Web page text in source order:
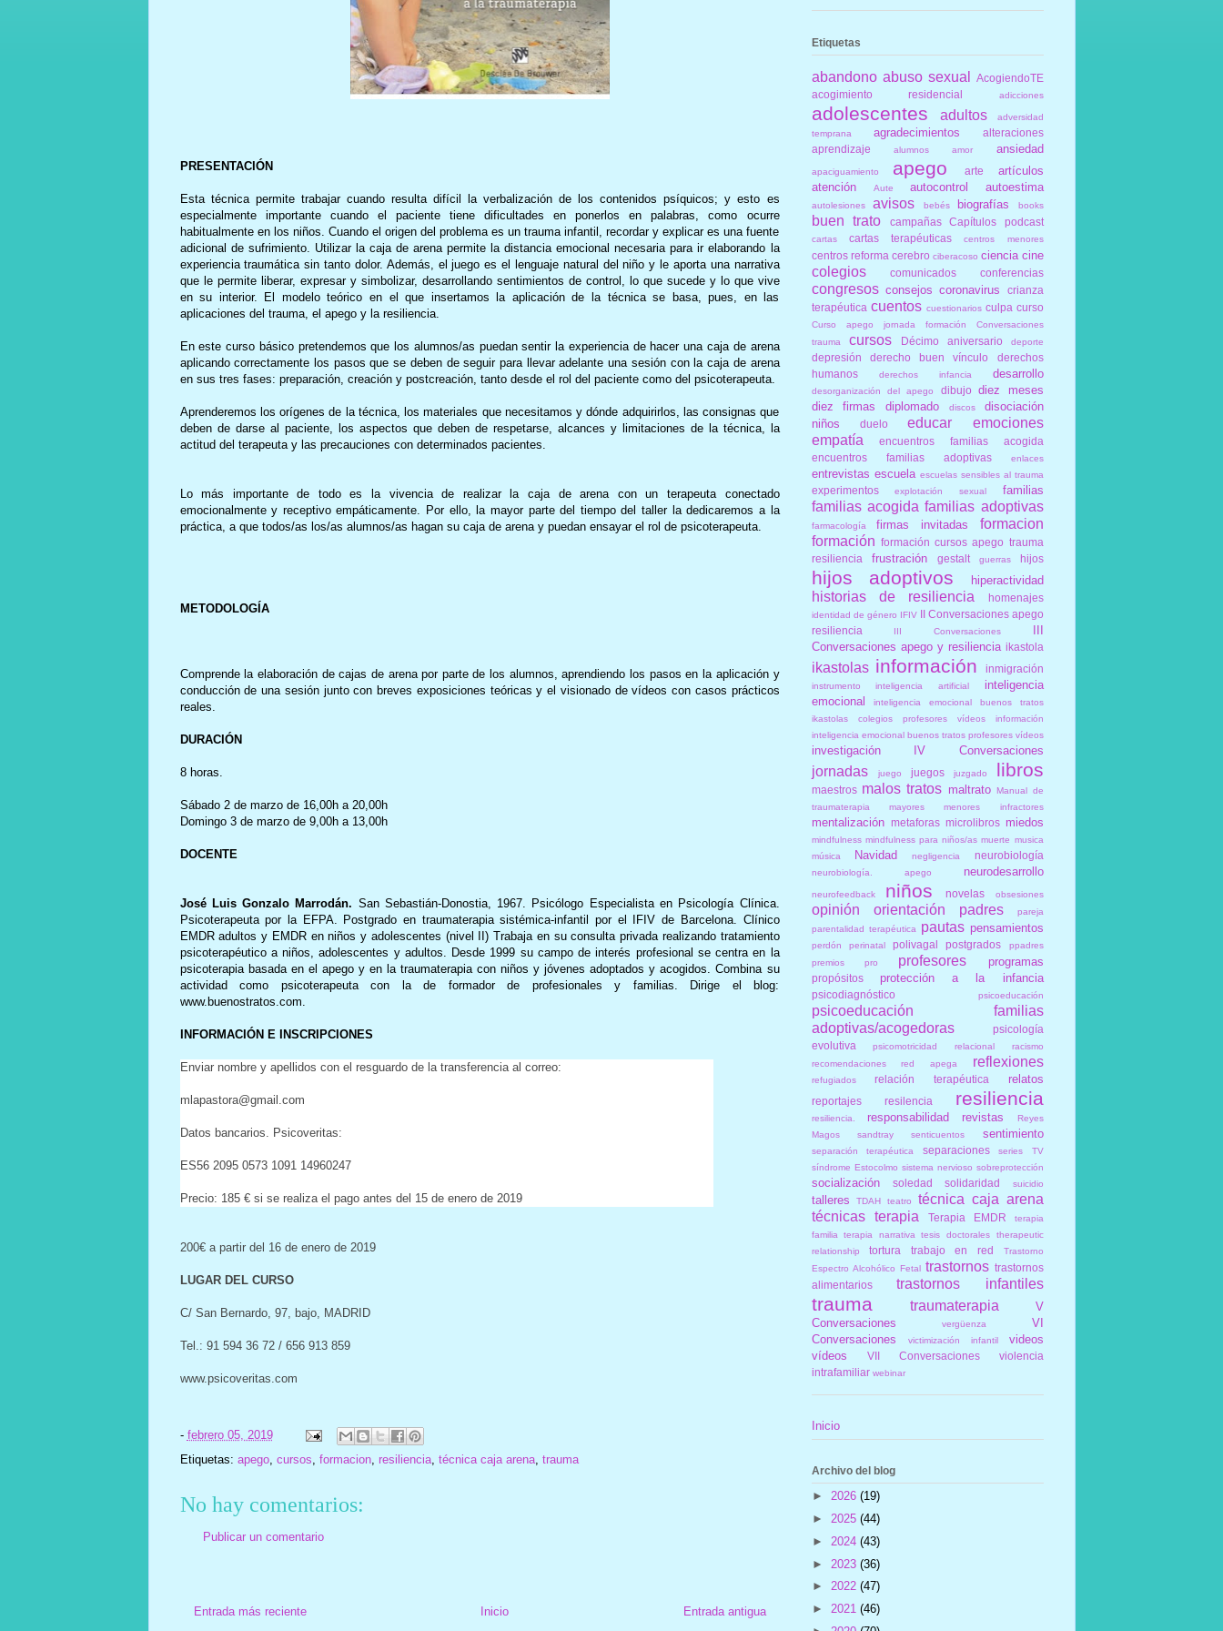
PRESENTACIÓN
Esta técnica permite trabajar cuando resulta difícil la verbalización de los contenidos psíquicos; y esto es
especialmente importante cuando el paciente tiene dificultades en ponerlos en palabras, como ocurre
habitualmente en los niños. Cuando el origen del problema es un trauma infantil, recordar y explicar es una fuente
adicional de sufrimiento. Utilizar la caja de arena permite la distancia emocional necesaria para ir elaborando la
experiencia traumática sin tanto dolor. Además, el juego es el lenguaje natural del niño y le aporta una narrativa
que le permite liberar, expresar y simbolizar, desarrollando sentimientos de control, lo que sucede y lo que vive
en su interior. El modelo teórico en el que insertamos la aplicación de la técnica se basa, pues, en las
aplicaciones del trauma, el apego y la resiliencia.
En este curso básico pretendemos que los alumnos/as puedan sentir la experiencia de hacer una caja de arena
aplicando correctamente los pasos que se deben de seguir para llevar adelante una sesión con la caja de arena
en sus tres fases: preparación, creación y postcreación, tanto desde el rol del paciente como del psicoterapeuta.
Aprenderemos los orígenes de la técnica, los materiales que necesitamos y dónde adquirirlos, las consignas que
deben de darse al paciente, los aspectos que deben de respetarse, alcances y limitaciones de la técnica, la
actitud del terapeuta y las precauciones con determinados pacientes.
Lo más importante de todo es la vivencia de realizar la caja de arena con un terapeuta conectado
emocionalmente y receptivo empáticamente. Por ello, la mayor parte del tiempo del taller la dedicaremos a la
práctica, a que todos/as los/as alumnos/as hagan su caja de arena y puedan ensayar el rol de psicoterapeuta.
METODOLOGÍA
Comprende la elaboración de cajas de arena por parte de los alumnos, aprendiendo los pasos en la aplicación y
conducción de una sesión junto con breves exposiciones teóricas y el visionado de vídeos con casos prácticos
reales.
DURACIÓN
8 horas.
Sábado 2 de marzo de 16,00h a 20,00h
Domingo 3 de marzo de 9,00h a 13,00h
DOCENTE
José Luis Gonzalo Marrodán. San Sebastián-Donostia, 1967. Psicólogo Especialista en Psicología Clínica.
Psicoterapeuta por la EFPA. Postgrado en traumaterapia sistémica-infantil por el IFIV de Barcelona. Clínico
EMDR adultos y EMDR en niños y adolescentes (nivel II) Trabaja en su consulta privada realizando tratamiento
psicoterapéutico a niños, adolescentes y adultos. Desde 1999 su campo de interés profesional se centra en la
psicoterapia basada en el apego y en la traumaterapia con niños y jóvenes adoptados y acogidos. Combina su
actividad como psicoterapeuta con la de formador de profesionales y familias. Dirige el blog:
www.buenostratos.com.
INFORMACIÓN E INSCRIPCIONES
Enviar nombre y apellidos con el resguardo de la transferencia al correo:
mlapastora@gmail.com
Datos bancarios. Psicoveritas:
ES56 2095 0573 1091 14960247
Precio: 185 € si se realiza el pago antes del 15 de enero de 2019
200€ a partir del 16 de enero de 2019
LUGAR DEL CURSO
C/ San Bernardo, 97, bajo, MADRID
Tel.: 91 594 36 72 / 656 913 859
www.psicoveritas.com
- febrero 05, 2019
Etiquetas: apego, cursos formacion, resiliencia, técnica caja arena, trauma
No hay comentarios:
Publicar un comentario
Entrada más reciente Entrada antigua
Inicio
Etiquetas
abandono abuso sexual
AcogiendoTE
acogimiento residencial
adicciones
adolescentes adultos
adversidad
temprana
agradecimientos
alteraciones
aprendizaje
alumnos amor ansiedad
apaciguamiento apego arte
artículos
atención
Aute autocontrol autoestima
autolesiones avisos bebés biografías books
buen trato campañas Capítulos podcast
cartas cartas terapéuticas centros menores
centros reforma cerebro ciberacoso ciencia cine
colegios comunicados conferencias
congresos consejos coronavirus
crianza
terapéutica cuentos cuestionarios culpa curso
Curso apego jornada formación Conversaciones
trauma
cursos Décimo aniversario deporte
depresión derecho buen vínculo
derechos
humanos
derechos infancia desarrollo
desorganización del apego dibujo diez meses
diez firmas
diplomado discos
disociación
niños
duelo educar
emociones
empatía
encuentros familias acogida
encuentros familias adoptivas
enlaces
entrevistas escuela escuelas sensibles al trauma
experimentos explotación sexual familias
familias acogida familias adoptivas
farmacología firmas invitadas
formacion
formación formación cursos apego trauma
resiliencia
frustración gestalt guerras hijos
hijos adoptivos hiperactividad
historias de resiliencia homenajes
identidad de género IFIV II Conversaciones apego
resiliencia
III Conversaciones
III
Conversaciones apego y resiliencia ikastola
ikastolas información inmigración
instrumento inteligencia artificial
inteligencia
emocional
inteligencia emocional buenos tratos
ikastolas colegios profesores vídeos información
inteligencia emocional buenos tratos profesores vídeos
investigación IV Conversaciones
jornadas juego juegos juzgado libros
maestros malos tratos maltrato Manual de
traumaterapia
mayores menores infractores
mentalización metaforas microlibros miedos
mindfulness mindfulness para niños/as muerte musica
música
Navidad negligencia neurobiología
neurobiología. apego neurodesarrollo
neurofeedback niños novelas obsesiones
opinión orientación padres
pareja
parentalidad terapéutica
pautas pensamientos
perdón perinatal polivagal postgrados
ppadres
premios
pro profesores programas
propósitos protección a la infancia
psicodiagnóstico psicoeducación
psicoeducación familias
adoptivas/acogedoras
psicología
evolutiva
psicomotricidad relacional
racismo
recomendaciones
red apega reflexiones
refugiados relación terapéutica relatos
reportajes resilencia resiliencia
resiliencia. responsabilidad revistas
Reyes
Magos
sandtray senticuentos sentimiento
separación terapéutica separaciones
series TV
síndrome Estocolmo sistema nervioso sobreprotección
socialización soledad solidaridad suicidio
talleres TDAH teatro
técnica caja arena
técnicas
terapia Terapia EMDR
terapia
familia
terapia narrativa tesis doctorales
therapeutic
relationship
tortura trabajo en red
Trastorno
Espectro Alcohólico Fetal trastornos trastornos
alimentarios
trastornos infantiles
trauma traumaterapia
V
Conversaciones
vergüenza
VI
Conversaciones
victimización infantil
videos
vídeos
VII Conversaciones
violencia
intrafamiliar webinar
Inicio
Archivo del blog
► 2026 (19)
► 2025 (44)
► 2024 (43)
► 2023 (36)
► 2022 (47)
► 2021 (46)